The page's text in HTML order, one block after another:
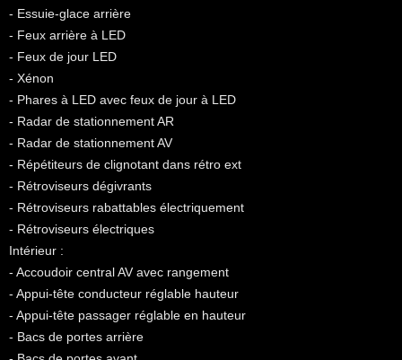
- Essuie-glace arrière
- Feux arrière à LED
- Feux de jour LED
- Xénon
- Phares à LED avec feux de jour à LED
- Radar de stationnement AR
- Radar de stationnement AV
- Répétiteurs de clignotant dans rétro ext
- Rétroviseurs dégivrants
- Rétroviseurs rabattables électriquement
- Rétroviseurs électriques
Intérieur :
- Accoudoir central AV avec rangement
- Appui-tête conducteur réglable hauteur
- Appui-tête passager réglable en hauteur
- Bacs de portes arrière